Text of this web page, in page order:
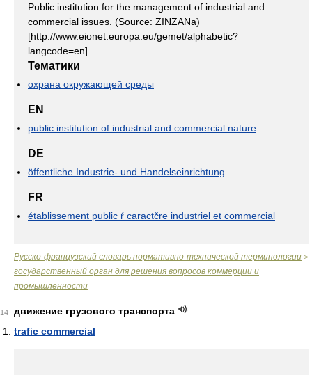
Public institution for the management of industrial and
commercial issues. (Source: ZINZANa)
[http://www.eionet.europa.eu/gemet/alphabetic?
langcode=en]
Тематики
охрана окружающей среды
EN
public institution of industrial and commercial nature
DE
öffentliche Industrie- und Handelseinrichtung
FR
établissement public ŕ caractčre industriel et commercial
Русско-французский словарь нормативно-технической терминологии >
государственный орган для решения вопросов коммерции и
промышленности
14
движение грузового транспорта
trafic commercial